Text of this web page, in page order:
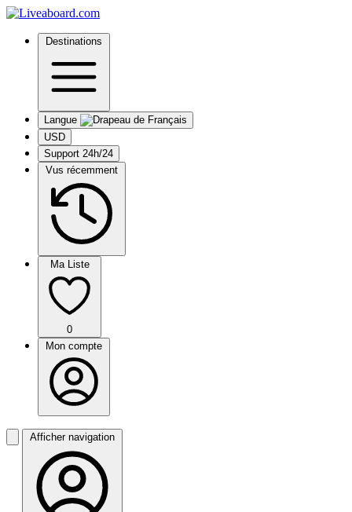
Destinations
Langue
USD
Support 24h/24
Vus récemment
Ma Liste
0
Mon compte
Afficher navigation